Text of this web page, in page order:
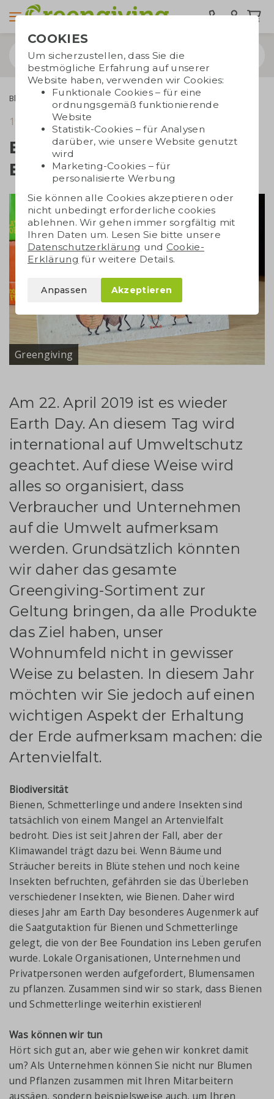
Blogs Earth Day: Rettet die Bienen!
19. März 2019
Earth Day: Rettet die
Bienen!
Greengiving
Am 22. April 2019 ist es wieder
Earth Day. An diesem Tag wird
international auf Umweltschutz
geachtet. Auf diese Weise wird
alles so organisiert, dass
Verbraucher und Unternehmen
auf die Umwelt aufmerksam
werden. Grundsätzlich könnten
wir daher das gesamte
Greengiving-Sortiment zur
Geltung bringen, da alle Produkte
das Ziel haben, unser
Wohnumfeld nicht in gewisser
Weise zu belasten. In diesem Jahr
möchten wir Sie jedoch auf einen
wichtigen Aspekt der Erhaltung
der Erde aufmerksam machen: die
Artenvielfalt.
Biodiversität
Bienen, Schmetterlinge und andere Insekten sind
tatsächlich von einem Mangel an Artenvielfalt
bedroht. Dies ist seit Jahren der Fall, aber der
Klimawandel trägt dazu bei. Wenn Bäume und
Sträucher bereits in Blüte stehen und noch keine
Insekten befruchten, gefährden sie das Überleben
verschiedener Insekten, wie Bienen. Daher wird
dieses Jahr am Earth Day besonderes Augenmerk auf
die Saatgutaktion für Bienen und Schmetterlinge
gelegt, die von der Bee Foundation ins Leben gerufen
wurde. Lokale Organisationen, Unternehmen und
Privatpersonen werden aufgefordert, Blumensamen
zu pflanzen. Zusammen sind wir so stark, dass Bienen
und Schmetterlinge weiterhin existieren!
Was können wir tun
Hört sich gut an, aber wie gehen wir konkret damit
um? Als Unternehmen können Sie nicht nur Blumen
und Pflanzen zusammen mit Ihren Mitarbeitern
aussäen, sondern beispielsweise auch, um Ihren
COOKIES
Um sicherzustellen, dass Sie die
bestmögliche Erfahrung auf unserer
Website haben, verwenden wir Cookies:
Funktionale Cookies – für eine
ordnungsgemäß funktionierende
Website
Statistik-Cookies – für Analysen
darüber, wie unsere Website genutzt
wird
Marketing-Cookies – für
personalisierte Werbung
Sie können alle Cookies akzeptieren oder
nicht unbedingt erforderliche cookies
ablehnen. Wir gehen immer sorgfältig mit
Ihren Daten um. Lesen Sie bitte unsere
Datenschutzerklärung und Cookie-
Erklärung für weitere Details.
Anpassen Akzeptieren